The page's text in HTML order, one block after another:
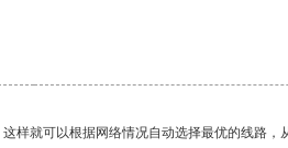
就可以根据网络情况自动选择最优的线路，